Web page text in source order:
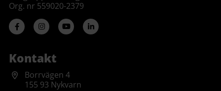
Org. nr 559020-2379
Kontakt
Borrvägen 4
155 93 Nykvarn